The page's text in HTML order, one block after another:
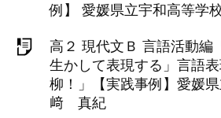
例】 愛媛県立宇和高等
高２ 現代文Ｂ 言語活動編
生かして表現する」言語表
柳！」【実践事例】愛媛
﨑 真紀